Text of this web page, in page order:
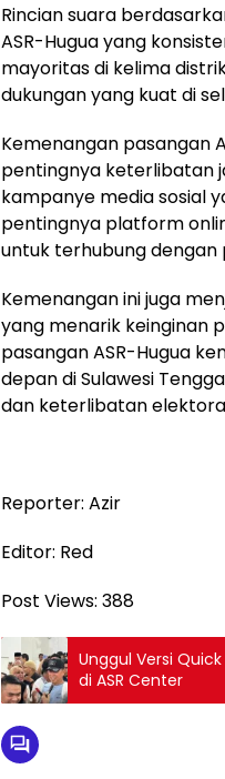
Rincian suara
ASR-Hugua yang
mayoritas di kelima
dukungan yang kuat di
Kemenangan pasangan
pentingnya keterlibatan
kampanye media sosial
pentingnya platform
untuk terhubung
Kemenangan ini juga
yang menarik keinginan
pasangan ASR-Hugua
depan di Sulawesi
dan keterlibatan
Reporter: Azir
Editor: Red
Post Views: 388
Unggul Versi
di ASR Center